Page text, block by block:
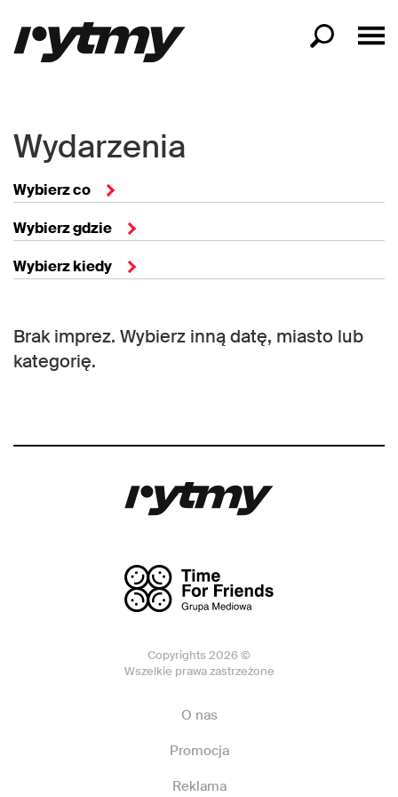
Wydarzenia
Wybierz co
Wybierz gdzie
Wybierz kiedy
Brak imprez. Wybierz inną datę, miasto lub
kategorię.
Copyrights 2026 ©
Wszelkie prawa zastrzeżone
O nas
Promocja
Reklama